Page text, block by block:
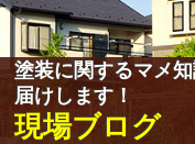
塗装に関するマメ
届けします！
現場ブログ